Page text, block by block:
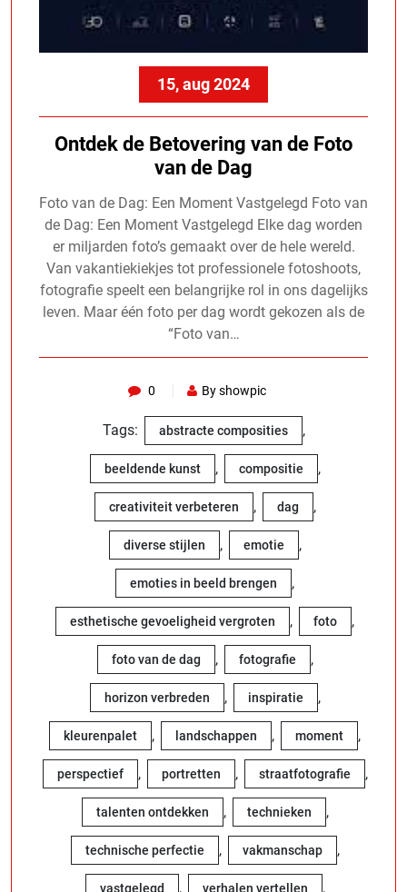
15, aug 2024
Ontdek de Betovering van de Foto
van de Dag
Foto van de Dag: Een Moment Vastgelegd Foto van
de Dag: Een Moment Vastgelegd Elke dag worden
er miljarden foto’s gemaakt over de hele wereld.
Van vakantiekiekjes tot professionele fotoshoots,
fotografie speelt een belangrijke rol in ons dagelijks
leven. Maar één foto per dag wordt gekozen als de
“Foto van…
0 By showpic
Tags: abstracte composities ,
beeldende kunst , compositie ,
creativiteit verbeteren , dag ,
diverse stijlen , emotie ,
emoties in beeld brengen ,
esthetische gevoeligheid vergroten , foto ,
foto van de dag , fotografie ,
horizon verbreden , inspiratie ,
kleurenpalet , landschappen , moment ,
perspectief , portretten , straatfotografie ,
talenten ontdekken , technieken ,
technische perfectie , vakmanschap ,
vastgelegd , verhalen vertellen ,